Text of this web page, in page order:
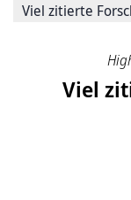
Seite
Viel zitierte
Viel